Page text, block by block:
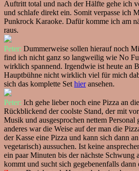
Auftritt total und nach der Hälfte gehe ich
und schlafe direkt ein. Somit verpasse ich
Punkrock Karaoke. Dafür komme ich am
raus.
Peter: Dummerweise sollen hierauf noch
find ich nicht ganz so langweilig wie No
wirklich spannend. Irgendwie ist heute an
Hauptbühne nicht wirklich viel für mich
sich das komplette Set hieransehen.
Peter: Ich gehe lieber noch eine Pizza an
Rückblickend der coolste Stand, der mit
Musik und ausgesprochen nettem
anderes war die Weise auf der man die
der Kasse eine Pizza und kann sich dann
vegetarisch) aussuchen. Ist keine
ein paar Minuten bis der nächste Schwung
kommt und sucht sich gegebenenfalls dann